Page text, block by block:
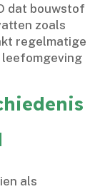
dat bouwstof
zoals
regelmatige
leefomgeving
als